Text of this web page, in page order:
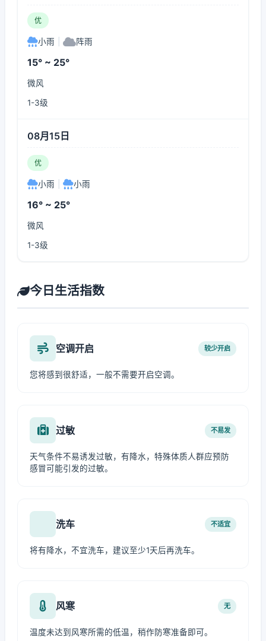
优
小雨 阵雨
15° ~ 25°
微风
1-3级
08月15日
优
小雨 小雨
16° ~ 25°
微风
1-3级
今日生活指数
空调开启 较少开启
您将感到很舒适，一般不需要开启空调。
过敏 不易发
天气条件不易诱发过敏，有降水，特殊体质人群应预防
感冒可能引发的过敏。
洗车 不适宜
将有降水，不宜洗车，建议至少1天后再洗车。
风寒 无
温度未达到风寒所需的低温，稍作防寒准备即可。